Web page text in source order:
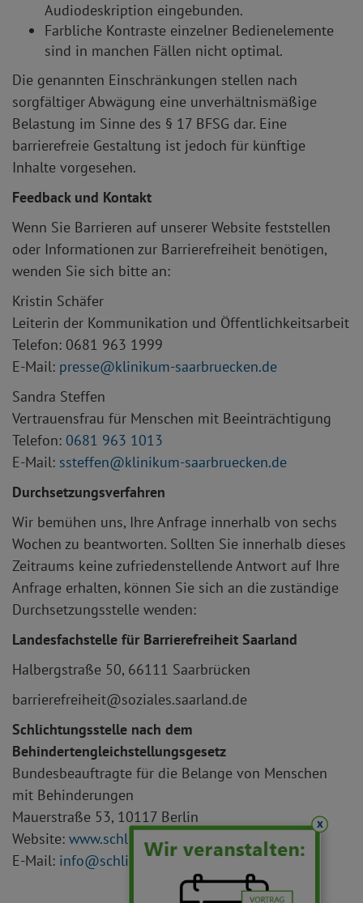
Audiodeskription eingebunden.
Farbliche Kontraste einzelner Bedienelemente
sind in manchen Fällen nicht optimal.
Die genannten Einschränkungen stellen nach
sorgfältiger Abwägung eine unverhältnismäßige
Belastung im Sinne des § 17 BFSG dar. Eine
barrierefreie Gestaltung ist jedoch für künftige
Inhalte vorgesehen.
Feedback und Kontakt
Wenn Sie Barrieren auf unserer Website feststellen
oder Informationen zur Barrierefreiheit benötigen,
wenden Sie sich bitte an:
Kristin Schäfer
Leiterin der Kommunikation und Öffentlichkeitsarbeit
Telefon: 0681 963 1999
E-Mail: presse
klinikum-saarbruecken.de
Sandra Steffen
Vertrauensfrau für Menschen mit Beeinträchtigung
Telefon: 0681 963 1013
E-Mail: ssteffen
klinikum-saarbruecken.de
Durchsetzungsverfahren
Wir bemühen uns, Ihre Anfrage innerhalb von sechs
Wochen zu beantworten. Sollten Sie innerhalb dieses
Zeitraums keine zufriedenstellende Antwort auf Ihre
Anfrage erhalten, können Sie sich an die zuständige
Durchsetzungsstelle wenden:
Landesfachstelle für Barrierefreiheit Saarland
Halbergstraße 50, 66111 Saarbrücken
barrierefreiheit@soziales.saarland.de
Schlichtungsstelle nach dem
Behindertengleichstellungsgesetz
Bundesbeauftragte für die Belange von Menschen
mit Behinderungen
Mauerstraße 53, 10117 Berlin
Website: www.schlichtungsstelle-bgg.de
E-Mail: info schlichtungsstelle-bgg.de
x